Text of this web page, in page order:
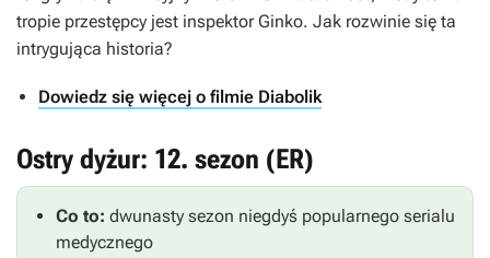
tropie przestępcy jest inspektor Ginko. Jak rozwinie się ta
intrygująca historia?
Dowiedz się więcej o filmie Diabolik
Ostry dyżur: 12. sezon (ER)
Co to: dwunasty sezon niegdyś popularnego serialu
medycznego